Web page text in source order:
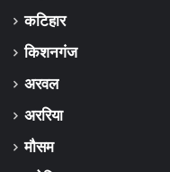
कटिहार
किशनगंज
अरवल
अररिया
मौसम